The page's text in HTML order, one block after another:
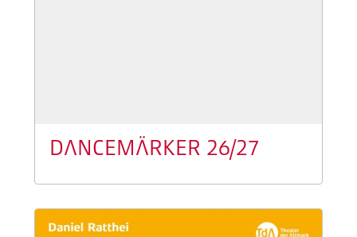
DANCEMÄRKER 26/27